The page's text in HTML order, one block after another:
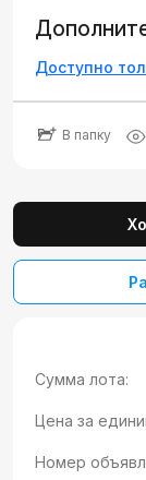
Доступно
В папку
Сумма лота:
Цена за
Номер